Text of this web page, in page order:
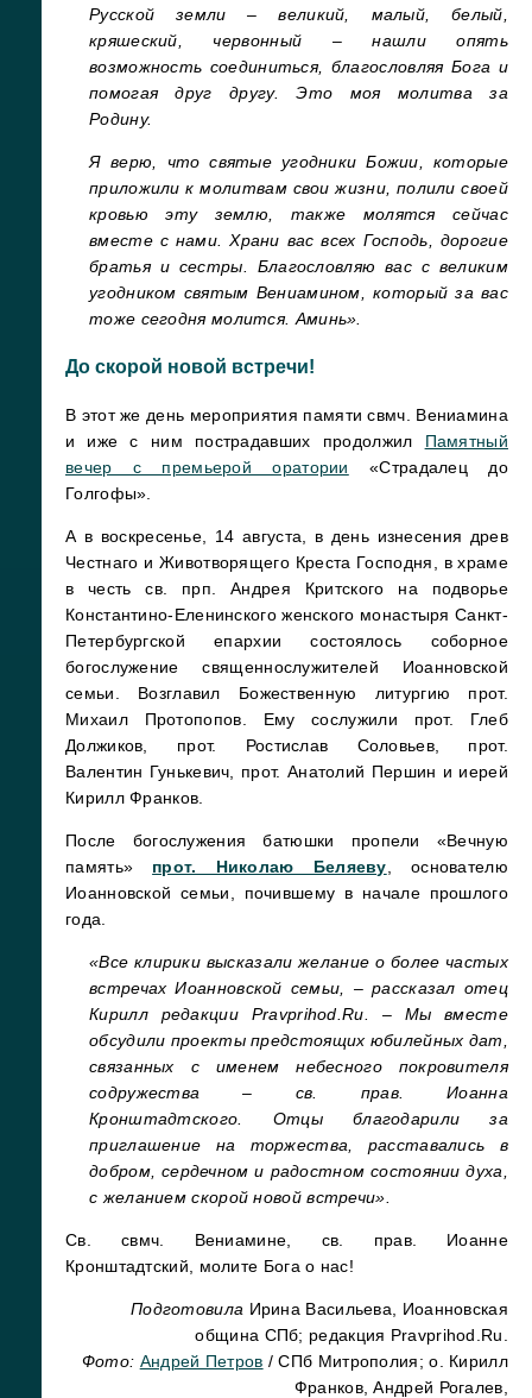
Русской земли – великий, малый, белый,
кряшеский, червонный – нашли опять
возможность соединиться, благословляя Бога и
помогая друг другу. Это моя молитва за
Родину.
Я верю, что святые угодники Божии, которые
приложили к молитвам свои жизни, полили своей
кровью эту землю, также молятся сейчас
вместе с нами. Храни вас всех Господь, дорогие
братья и сестры. Благословляю вас с великим
угодником святым Вениамином, который за вас
тоже сегодня молится. Аминь».
До скорой новой встречи!
В этот же день мероприятия памяти свмч. Вениамина
и иже с ним пострадавших продолжил Памятный
вечер с премьерой оратории
«Страдалец до
Голгофы».
А в воскресенье, 14 августа, в день изнесения древ
Честнаго и Животворящего Креста Господня, в храме
в честь св. прп. Андрея Критского на подворье
Константино-Еленинского женского монастыря Санкт-
Петербургской епархии состоялось соборное
богослужение священнослужителей Иоанновской
семьи. Возглавил Божественную литургию прот.
Михаил Протопопов. Ему сослужили прот. Глеб
Должиков, прот. Ростислав Соловьев, прот.
Валентин Гунькевич, прот. Анатолий Першин и иерей
Кирилл Франков.
После богослужения батюшки пропели «Вечную
память» прот. Николаю Беляеву , основателю
Иоанновской семьи, почившему в начале прошлого
года.
«Все клирики высказали желание о более частых
встречах Иоанновской семьи, – рассказал отец
Кирилл редакции Pravprihod.Ru. – Мы вместе
обсудили проекты предстоящих юбилейных дат,
связанных с именем небесного покровителя
содружества – св. прав. Иоанна
Кронштадтского. Отцы благодарили за
приглашение на торжества, расставались в
добром, сердечном и радостном состоянии духа,
с желанием скорой новой встречи».
Св. свмч. Вениамине, св. прав. Иоанне
Кронштадтский, молите Бога о нас!
Подготовила Ирина Васильева, Иоанновская
община СПб; редакция Pravprihod.Ru.
Фото: Андрей Петров / СПб Митрополия; о. Кирилл
Франков, Андрей Рогалев,